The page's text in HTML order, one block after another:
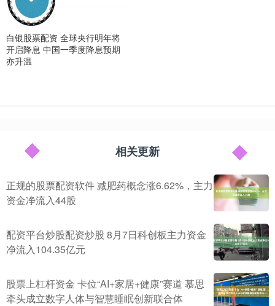
白银股票配资 全球央行明年将
开启降息 中国一季度降息预期
亦升温
相关更新
正规的股票配资软件 减肥药概念涨6.62%，主力
资金净流入44股
配资平台炒股配资炒股 8月7日科创板主力资金
净流入104.35亿元
股票上杠杆资金 卡位“AI+家居+健康”赛道 慕思
牵头成立数字人体与智慧睡眠创新联合体